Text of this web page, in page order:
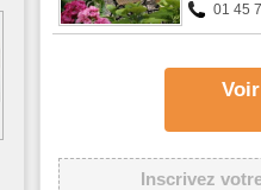
01 45
Inscrivez